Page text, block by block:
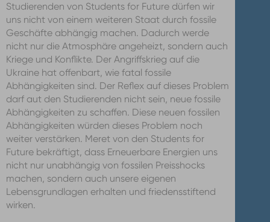
Studierenden von Students for Future dürfen wir
uns nicht von einem weiteren Staat durch fossile
Geschäfte abhängig machen. Dadurch werde
nicht nur die Atmosphäre angeheizt, sondern auch
Kriege und Konflikte. Der Angriffskrieg auf die
Ukraine hat offenbart, wie fatal fossile
Abhängigkeiten sind. Der Reflex auf dieses Problem
darf aut den Studierenden nicht sein, neue fossile
Abhängigkeiten zu schaffen. Diese neuen fossilen
Abhängigkeiten würden dieses Problem noch
weiter verstärken. Meret von den Students for
Future bekräftigt, dass Erneuerbare Energien uns
nicht nur unabhängig von fossilen Preisshocks
machen, sondern auch unsere eigenen
Lebensgrundlagen erhalten und friedensstiftend
wirken.